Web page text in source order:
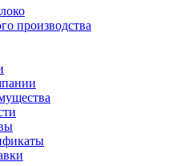
производства